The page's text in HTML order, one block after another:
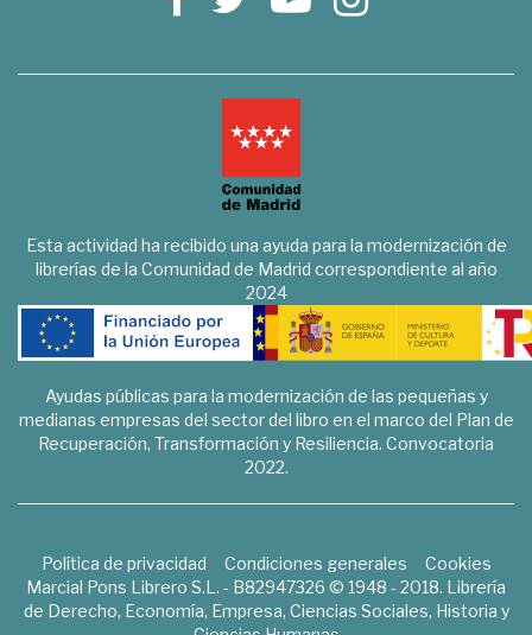
Esta actividad ha recibido una ayuda para la modernización de
librerías de la Comunidad de Madrid correspondiente al año
2024
Ayudas públicas para la modernización de las pequeñas y
medianas empresas del sector del libro en el marco del Plan de
Recuperación, Transformación y Resiliencia. Convocatoria
2022.
Política de privacidad Condiciones generales
Cookies
Marcial Pons Librero S.L. - B82947326 © 1948 - 2018. Librería
de Derecho, Economía, Empresa, Ciencias Sociales, Historia y